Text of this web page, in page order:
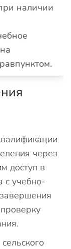
наличии
через
доступ в
с учебно-